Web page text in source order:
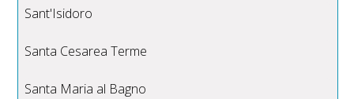
Sant'Isidoro
Santa Cesarea Terme
Santa Maria al Bagno